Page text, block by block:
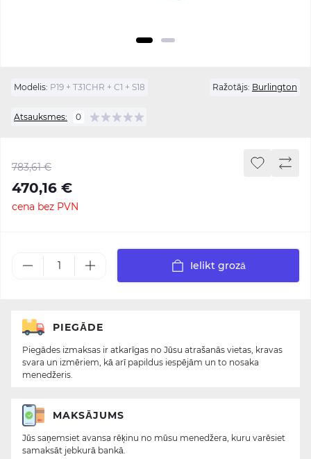
Modelis: P19 + T31CHR + C1 + S18 Ražotājs: Burlington
Atsauksmes: 0
783,61 €
470,16 €
cena bez PVN
Ielikt grozā
PIEGĀDE
Piegādes izmaksas ir atkarīgas no Jūsu atrašanās vietas, kravas
svara un izmēriem, kā arī papildus iespējām un to nosaka
menedžeris.
MAKSĀJUMS
Jūs saņemsiet avansa rēķinu no mūsu menedžera, kuru varēsiet
samaksāt jebkurā bankā.